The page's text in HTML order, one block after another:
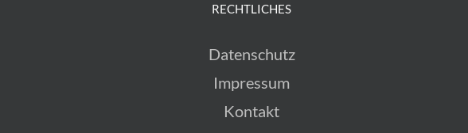
RECHTLICHES
Datenschutz
Impressum
Kontakt